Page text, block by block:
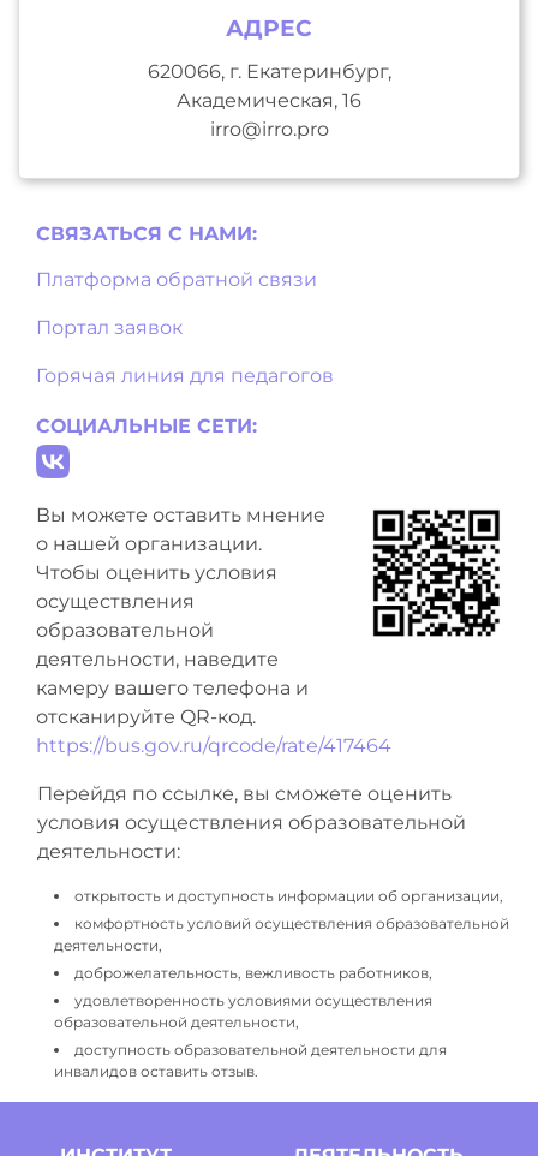
АДРЕС
620066, г. Екатеринбург,
Академическая, 16
irro@irro.pro
СВЯЗАТЬСЯ С НAМИ:
Платформа обратной связи
Портал заявок
Горячая линия для педагогов
СОЦИАЛЬНЫЕ СЕТИ:
Вы можете оставить мнение
о нашей организации.
Чтобы оценить условия
осуществления
образовательной
деятельности, наведите
камеру вашего телефона и
отсканируйте QR-код.
https://bus.gov.ru/qrcode/rate/417464
Перейдя по ссылке, вы сможете оценить
условия осуществления образовательной
деятельности:
открытость и доступность информации об организации,
комфортность условий осуществления образовательной
деятельности,
доброжелательность, вежливость работников,
удовлетворенность условиями осуществления
образовательной деятельности,
доступность образовательной деятельности для
инвалидов оставить отзыв.